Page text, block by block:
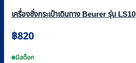
เครื่องชั่งกระเป๋าเดินทาง Beurer รุ่น LS10
฿820
มีสต็อก